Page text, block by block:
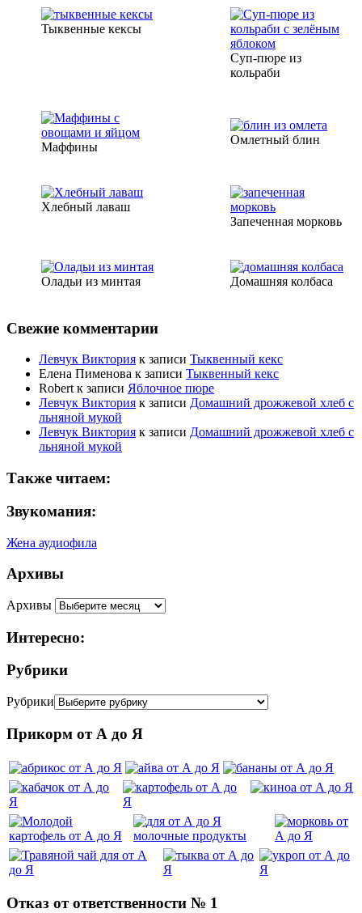
Тыквенные кексы
Суп-пюре из
кольраби
Маффины
Омлетный блин
Хлебный лаваш
Запеченная морковь
Оладьи из минтая Домашняя колбаса
Свежие комментарии
Левчук Виктория к записи Тыквенный кекс
Елена Пименова к записи Тыквенный кекс
Robert к записи Яблочное пюре
Левчук Виктория к записи Домашний дрожжевой хлеб с
льняной мукой
Левчук Виктория к записи Домашний дрожжевой хлеб с
льняной мукой
Также читаем:
Звукомания:
Жена аудиофила
Архивы
Архивы
Интересно:
Рубрики
Рубрики
Прикорм от А до Я
Отказ от ответственности № 1